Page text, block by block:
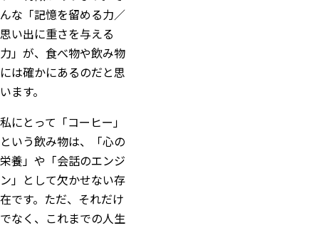
んな「記憶を留める力／
思い出に重さを与える
力」が、食べ物や飲み物
には確かにあるのだと思
います。
私にとって「コーヒー」
という飲み物は、「心の
栄養」や「会話のエンジ
ン」として欠かせない存
在です。ただ、それだけ
でなく、これまでの人生